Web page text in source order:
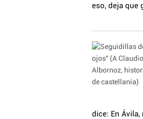
eso, deja que
Hay una
dice: En